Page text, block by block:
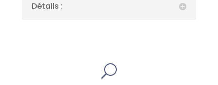
Détails :
U